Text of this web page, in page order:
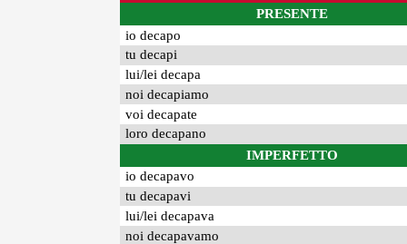
PRESENTE
io decapo
tu decapi
lui/lei decapa
noi decapiamo
voi decapate
loro decapano
IMPERFETTO
io decapavo
tu decapavi
lui/lei decapava
noi decapavamo